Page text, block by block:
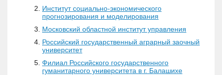
Институт социально-экономического
прогнозирования и моделирования
Московский областной институт управления
Российский государственный аграрный заочный
университет
Филиал Российского государственного
гуманитарного университета в г. Балашихе